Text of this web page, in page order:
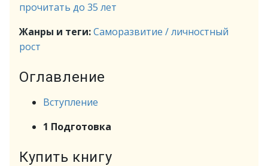
прочитать до 35 лет
Жанры и теги:Саморазвитие / личностный
рост
Оглавление
Вступление
1 Подготовка
Купить книгу